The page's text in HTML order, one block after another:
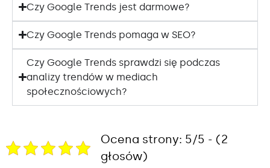
Czy Google Trends jest darmowe?
Czy Google Trends pomaga w SEO?
Czy Google Trends sprawdzi się podczas
analizy trendów w mediach
społecznościowych?
Ocena strony: 5/5 - (2
głosów)